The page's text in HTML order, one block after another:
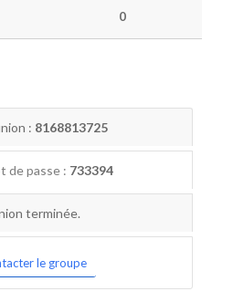
0
: 8168813725
de passe : 733394
terminée.
le groupe